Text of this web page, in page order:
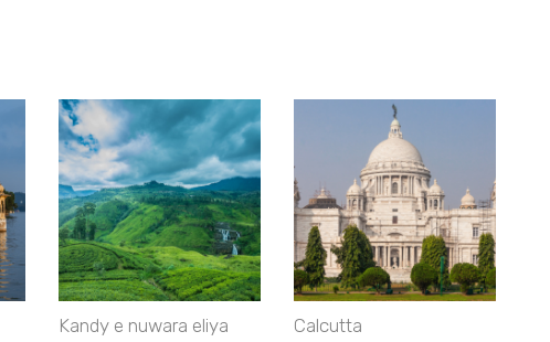
Kandy e nuwara eliya Calcutta